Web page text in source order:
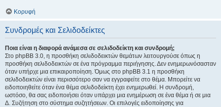
Κορυφή
Συνδρομές και Σελιδοδείκτες
Ποια είναι η διαφορά ανάμεσα σε σελιδοδείκτη και συνδρομή;
Στο phpBB 3.0, η προσθήκη σελιδοδεικτών θεμάτων λειτουργούσε όπως η
προσθήκη σελιδοδεικτών σε ένα πρόγραμμα περιήγησης. Δεν ενημερωνόσασταν
όταν υπήρχε μια επικαιροποίηση. Όμως στο phpBB 3.1 η προσθήκη
σελιδοδεικτών είναι περισσότερο σαν να εγγραφείτε στο θέμα. Μπορείτε να
ειδοποιηθείτε όταν ένα θέμα σελιδοδείκτη έχει ενημερωθεί. Η συνδρομή,
ωστόσο, θα σας ειδοποιήσει όταν υπάρχει μια ενημέρωση σε ένα θέμα ή σε μια
Δ. Συζήτηση στο σύστημα συζητήσεων. Οι επιλογές ειδοποίησης για